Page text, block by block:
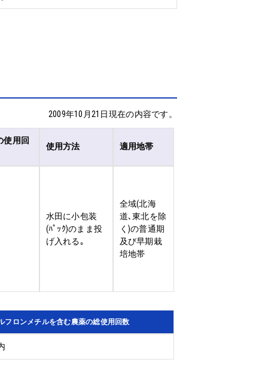
2009年10月21日現在の内容です。
使用回
使用方法 適用地帯
水田に小包装
(ﾊﾟｯｸ)のまま投
げ入れる｡
全域(北海
道､東北を除
く)の普通期
及び早期栽
培地帯
フロンメチルを含む農薬の総使用回数